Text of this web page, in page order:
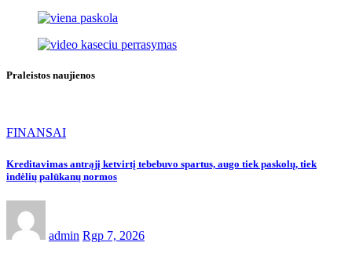
Praleistos naujienos
FINANSAI
Kreditavimas antrąjį ketvirtį tebebuvo spartus, augo tiek paskolų, tiek
indėlių palūkanų normos
admin Rgp 7, 2026